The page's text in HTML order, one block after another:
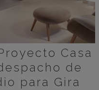
Casa
de
para Gira